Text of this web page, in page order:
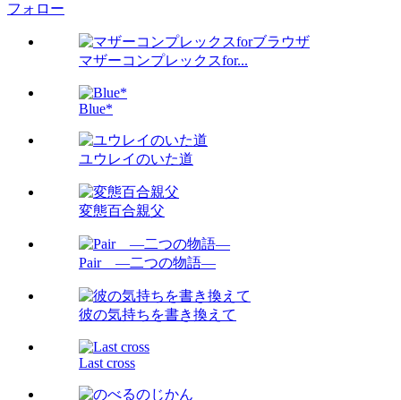
フォロー
マザーコンプレックスfor...
Blue*
ユウレイのいた道
変態百合親父
Pair ―二つの物語―
彼の気持ちを書き換えて
Last cross